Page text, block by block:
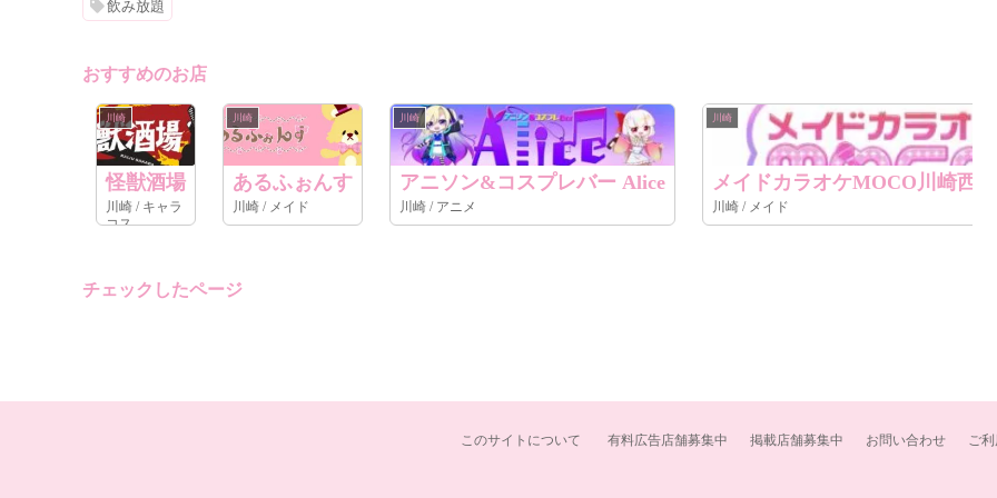
飲み放題
おすすめのお店
川崎
怪獣酒場
川崎 / キャラ
コス
川崎
あるふぉんす
川崎 / メイド
川崎
アニソン&コスプレバー Alice
川崎 / アニメ
川崎
メイドカラオケMOCO川崎西口
川崎 / メイド
チェックしたページ
このサイトについて 有料広告店舗募集中 掲載店舗募集中 お問い合わせ ご